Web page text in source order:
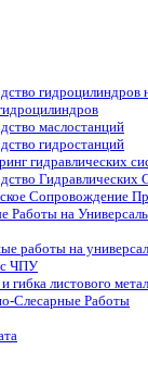
гидроцилиндров
маслостанций
гидростанций
гидравлических
Гидравлических
Сопровождение
Работы на
работы на
с ЧПУ
гибка листового
Слесарные Работы